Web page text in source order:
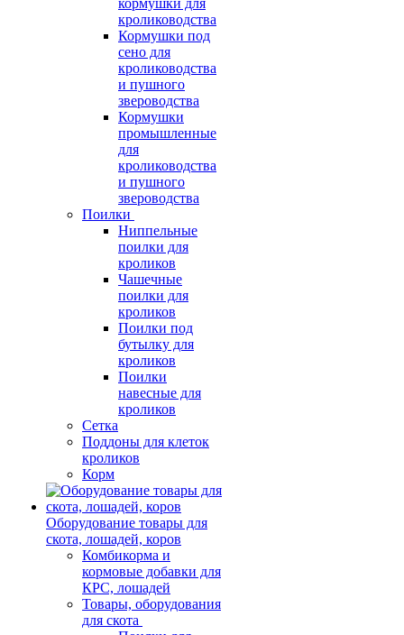
кормушки для
кролиководства
Кормушки под
сено для
кролиководства
и пушного
звероводства
Кормушки
промышленные
для
кролиководства
и пушного
звероводства
Поилки
Ниппельные
поилки для
кроликов
Чашечные
поилки для
кроликов
Поилки под
бутылку для
кроликов
Поилки
навесные для
кроликов
Сетка
Поддоны для клеток
кроликов
Корм
Оборудование товары для
скота, лошадей, коров
Комбикорма и
кормовые добавки для
КРС, лошадей
Товары, оборудования
для скота